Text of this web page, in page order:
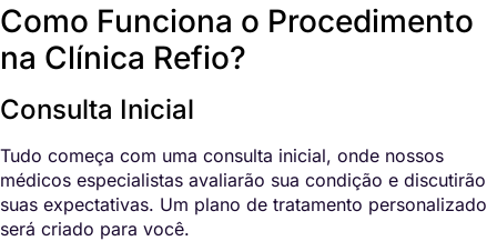
Como Funciona o Procedimento
na Clínica Refio?
Consulta Inicial
Tudo começa com uma consulta inicial, onde nossos
médicos especialistas avaliarão sua condição e discutirão
suas expectativas. Um plano de tratamento personalizado
será criado para você.